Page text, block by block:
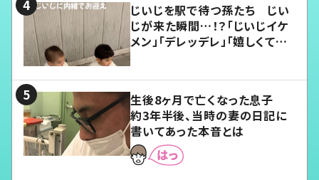
じいじを駅で待つ孫たち じい
じが来た瞬間…！？「じいじイケ
メン」「デレッデレ」「嬉しくて可
生後8ヶ月で亡くなった息子
約3年半後、当時の妻の日記に
書いてあった本音とは